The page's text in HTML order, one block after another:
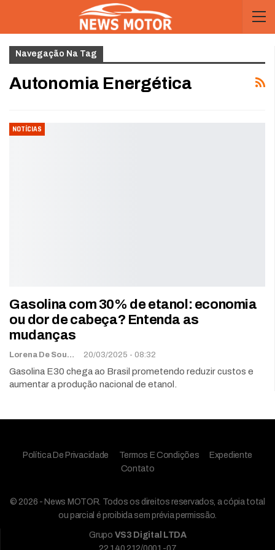
Navegação Na Tag
Autonomia Energética
NOTÍCIAS
Gasolina com 30% de etanol: economia
ou dor de cabeça? Entenda as
mudanças
Lorena De Sousa 20/03/2025 - 08:32
Gasolina E30 chega ao Brasil prometendo reduzir custos e
aumentar a produção nacional de etanol.
Política De Privacidade Termos E Condições
Expediente
Contato
© 2026 - News MOTOR. Todos os direitos reservados, a cópia total
ou parcial é proibida sem prévia permissão.
Grupo VS3 Digital LTDA